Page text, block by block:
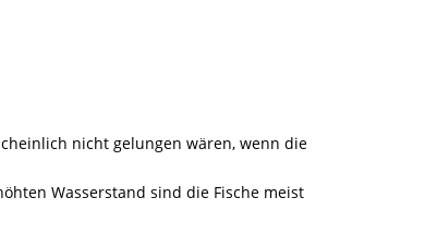
nicht gelungen wären, wenn die
Wasserstand sind die Fische meist